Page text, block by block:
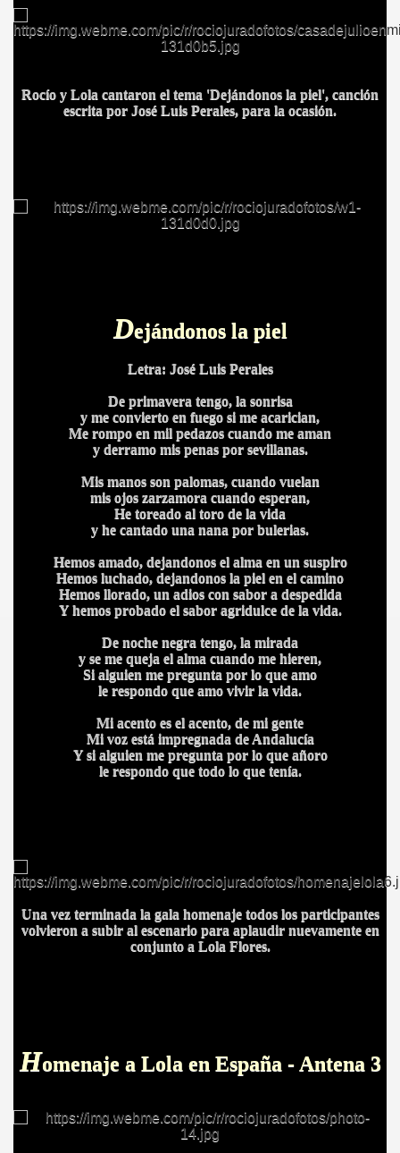
Rocío y Lola cantaron el tema 'Dejándonos la piel', canción
escrita por José Luis Perales, para la ocasión.
Dejándonos la piel
Letra: José Luis Perales
De primavera tengo, la sonrisa
y me convierto en fuego si me acarician,
Me rompo en mil pedazos cuando me aman
y derramo mis penas por sevillanas.
Mis manos son palomas, cuando vuelan
mis ojos zarzamora cuando esperan,
He toreado al toro de la vida
y he cantado una nana por bulerias.
Hemos amado, dejandonos el alma en un suspiro
Hemos luchado, dejandonos la piel en el camino
Hemos llorado, un adios con sabor a despedida
Y hemos probado el sabor agridulce de la vida.
De noche negra tengo, la mirada
y se me queja el alma cuando me hieren,
Si alguien me pregunta por lo que amo
le respondo que amo vivir la vida.
Mi acento es el acento, de mi gente
Mi voz está impregnada de Andalucía
Y si alguien me pregunta por lo que añoro
le respondo que todo lo que tenía.
Una vez terminada la gala homenaje todos los participantes
volvieron a subir al escenario para aplaudir nuevamente en
conjunto a Lola Flores.
Homenaje a Lola en España - Antena 3
TANI